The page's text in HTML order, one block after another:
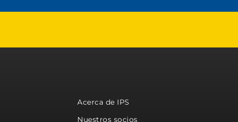
Acerca de IPS
Nuestros socios